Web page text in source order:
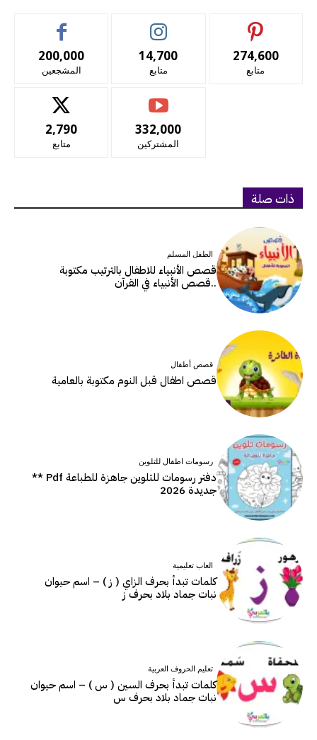
200,000
المشجعين
14,700
متابع
274,600
متابع
2,790
متابع
332,000
المشتركين
ذات صلة
الطفل المسلم
قصص الأنبياء للاطفال بالترتيب مكتوبة
..قصص الأنبياء في القرآن
قصص أطفال
قصص اطفال قبل النوم مكتوبة بالعامية
رسومات اطفال للتلوين
دفتر رسومات للتلوين جاهزة للطباعة Pdf **
جديدة 2026
العاب تعليمية
كلمات تبدأ بحرف الزاي ( ز ) – اسم حيوان
نبات جماد بلاد بحرف ز
تعليم الحروف العربية
كلمات تبدأ بحرف السين ( س ) – اسم حيوان
نبات جماد بلاد بحرف س